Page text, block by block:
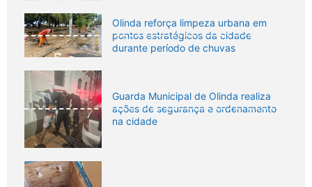
Olinda reforça limpeza urbana em
pontos estratégicos da cidade
durante período de chuvas
Guarda Municipal de Olinda realiza
ações de segurança e ordenamento
na cidade